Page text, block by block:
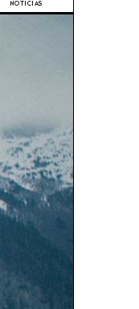
NOTICIAS